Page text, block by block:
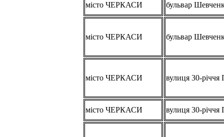
місто ЧЕРКАСИ бульвар
місто ЧЕРКАСИ бульвар
місто ЧЕРКАСИ вулиця 30-річчя
місто ЧЕРКАСИ вулиця 30-річчя